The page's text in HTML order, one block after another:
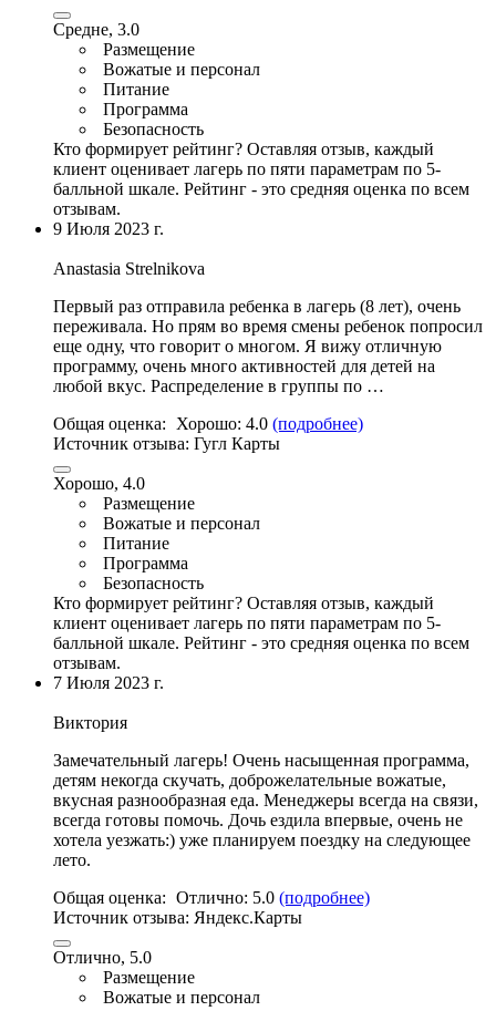
Средне, 3.0
Размещение
Вожатые и персонал
Питание
Программа
Безопасность
Кто формирует рейтинг? Оставляя отзыв, каждый
клиент оценивает лагерь по пяти параметрам по 5-
балльной шкале. Рейтинг - это средняя оценка по всем
отзывам.
9 Июля 2023 г.
Anastasia Strelnikova
Первый раз отправила ребенка в лагерь (8 лет), очень
переживала. Но прям во время смены ребенок попросил
еще одну, что говорит о многом. Я вижу отличную
программу, очень много активностей для детей на
любой вкус. Распределение в группы по …
Общая оценка:
Хорошо: 4.0 (подробнее)
Источник отзыва: Гугл Карты
Хорошо, 4.0
Размещение
Вожатые и персонал
Питание
Программа
Безопасность
Кто формирует рейтинг? Оставляя отзыв, каждый
клиент оценивает лагерь по пяти параметрам по 5-
балльной шкале. Рейтинг - это средняя оценка по всем
отзывам.
7 Июля 2023 г.
Виктория
Замечательный лагерь! Очень насыщенная программа,
детям некогда скучать, доброжелательные вожатые,
вкусная разнообразная еда. Менеджеры всегда на связи,
всегда готовы помочь. Дочь ездила впервые, очень не
хотела уезжать:) уже планируем поездку на следующее
лето.
Общая оценка: Отлично: 5.0 (подробнее)
Источник отзыва: Яндекс.Карты
Отлично, 5.0
Размещение
Вожатые и персонал